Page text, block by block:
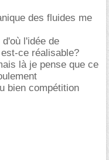
des fluides me
l'idée de
ce réalisable?
là je pense que ce
bien compétition